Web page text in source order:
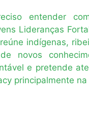
entender
Lideranças
indígenas,
novos
e pretende
principalmente